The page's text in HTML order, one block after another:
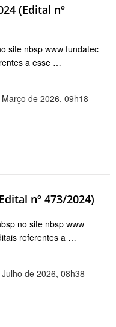
(Edital nº
site nbsp www fundatec
a esse …
de 2026, 09h18
nº 473/2024)
no site nbsp www
referentes a …
de 2026, 08h38